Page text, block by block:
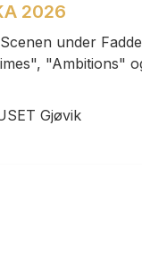
2026
under
"Ambitions"
Gjøvik